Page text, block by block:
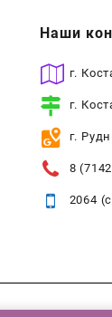
Наши
г.
г.
г.
8
2064